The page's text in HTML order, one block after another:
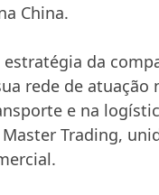
China.
da
rede de atuação
e na
Trading,